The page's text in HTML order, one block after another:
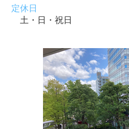
定休日
土・日・祝日